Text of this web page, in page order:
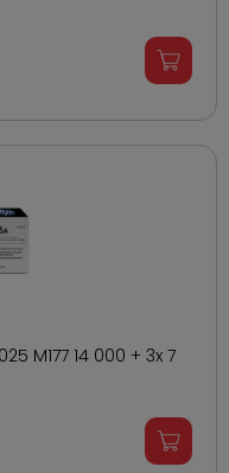
M177 14 000 + 3x 7